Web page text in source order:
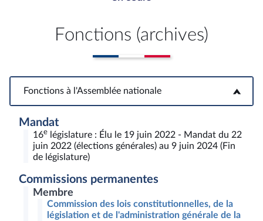
Fonctions (archives)
Fonctions à l'Assemblée nationale
Fonctions à l'Assemblée nationale
Mandat
16e législature : Élu le 19 juin 2022 - Mandat du 22
juin 2022 (élections générales) au 9 juin 2024 (Fin
de législature)
Commissions permanentes
Membre
Commission des lois constitutionnelles, de la
législation et de l'administration générale de la